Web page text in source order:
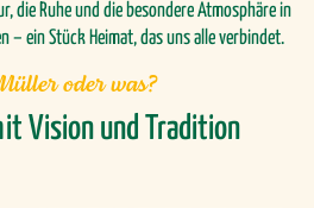
die Ruhe und die besondere Atmosphäre in
– ein Stück Heimat, das uns alle verbindet.
oder was?
Vision und Tradition